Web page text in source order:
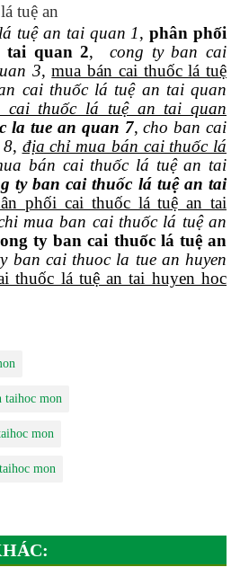
tuệ an
tuệ an tai quan 1,phân phối
tai quan 2,
cong ty ban cai
3,mua bán cai thuốc lá tuệ
cai thuốc lá tuệ an tai quan
cai thuốc lá tuệ an tai quan
la tue an quan 7,cho ban cai
8, địa chỉ mua bán cai thuốc lá
bán cai thuốc lá tuệ an tai
ty ban cai thuốc lá tuệ an tai
phối cai thuốc lá tuệ an tai
mua ban cai thuốc lá tuệ an
ty ban cai thuốc lá tuệ an
ban cai thuoc la tue an huyen
thuốc lá tuệ an tai huyen hoc
taihoc mon
mon
mon